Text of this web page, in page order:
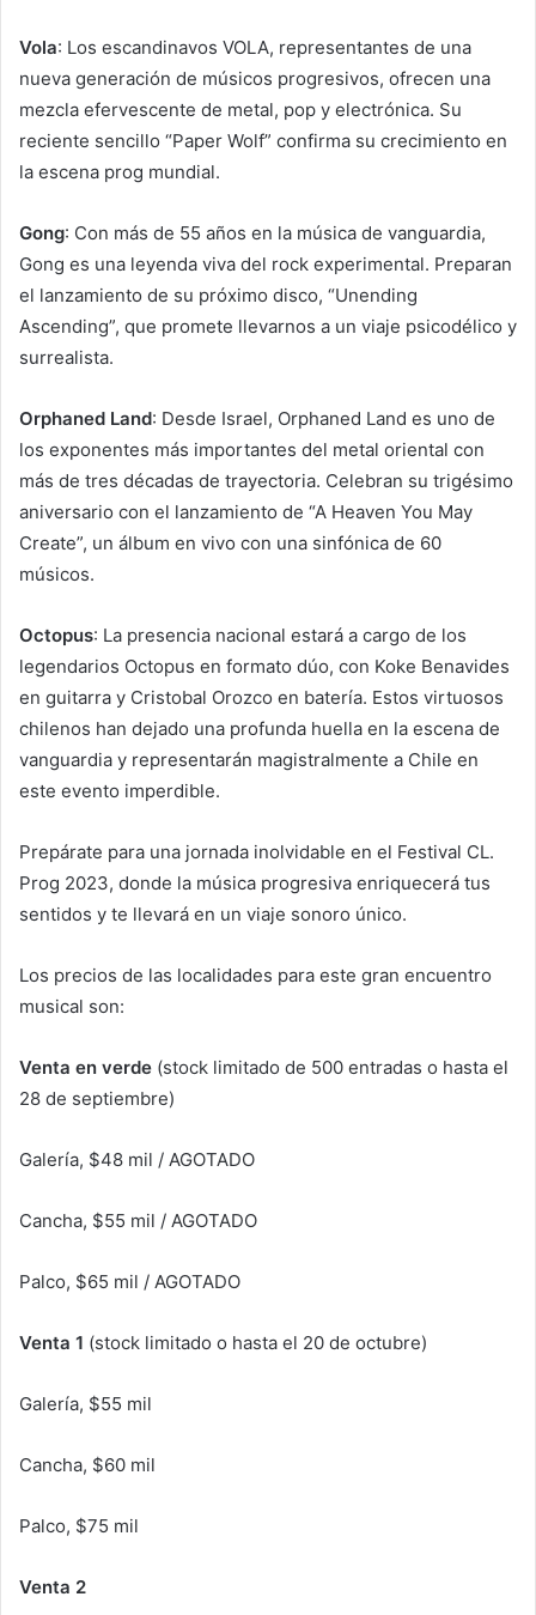
Vola: Los escandinavos VOLA, representantes de una
nueva generación de músicos progresivos, ofrecen una
mezcla efervescente de metal, pop y electrónica. Su
reciente sencillo “Paper Wolf” confirma su crecimiento en
la escena prog mundial.
Gong: Con más de 55 años en la música de vanguardia,
Gong es una leyenda viva del rock experimental. Preparan
el lanzamiento de su próximo disco, “Unending
Ascending”, que promete llevarnos a un viaje psicodélico y
surrealista.
Orphaned Land: Desde Israel, Orphaned Land es uno de
los exponentes más importantes del metal oriental con
más de tres décadas de trayectoria. Celebran su trigésimo
aniversario con el lanzamiento de “A Heaven You May
Create”, un álbum en vivo con una sinfónica de 60
músicos.
Octopus: La presencia nacional estará a cargo de los
legendarios Octopus en formato dúo, con Koke Benavides
en guitarra y Cristobal Orozco en batería. Estos virtuosos
chilenos han dejado una profunda huella en la escena de
vanguardia y representarán magistralmente a Chile en
este evento imperdible.
Prepárate para una jornada inolvidable en el Festival CL.
Prog 2023, donde la música progresiva enriquecerá tus
sentidos y te llevará en un viaje sonoro único.
Los precios de las localidades para este gran encuentro
musical son:
Venta en verde (stock limitado de 500 entradas o hasta el
28 de septiembre)
Galería, $48 mil / AGOTADO
Cancha, $55 mil / AGOTADO
Palco, $65 mil / AGOTADO
Venta 1 (stock limitado o hasta el 20 de octubre)
Galería, $55 mil
Cancha, $60 mil
Palco, $75 mil
Venta 2